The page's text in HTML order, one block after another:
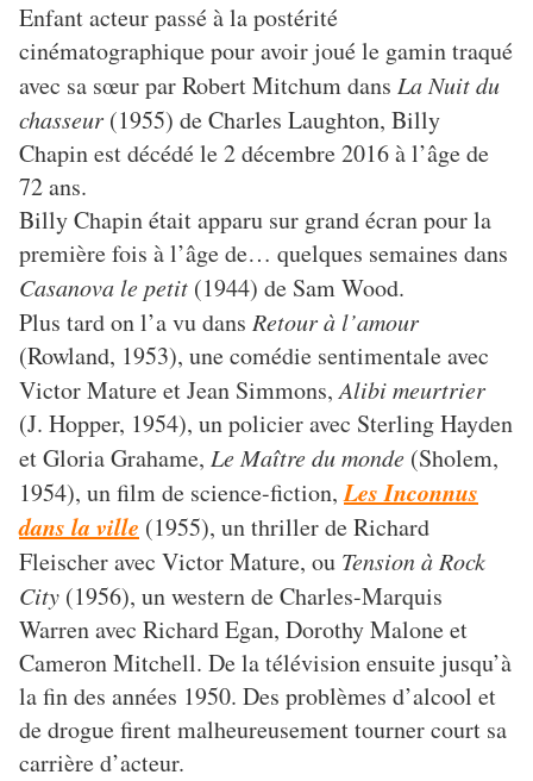
Enfant acteur passé à la postérité
cinématographique pour avoir joué le gamin traqué
avec sa sœur par Robert Mitchum dans La Nuit du
chasseur (1955) de Charles Laughton, Billy
Chapin est décédé le 2 décembre 2016 à l’âge de
72 ans.
Billy Chapin était apparu sur grand écran pour la
première fois à l’âge de… quelques semaines dans
Casanova le petit (1944) de Sam Wood.
Plus tard on l’a vu dans Retour à l’amour
(Rowland, 1953), une comédie sentimentale avec
Victor Mature et Jean Simmons,Alibi meurtrier
(J. Hopper, 1954), un policier avec Sterling Hayden
et Gloria Grahame, Le Maître du monde (Sholem,
1954), un film de science-fiction, Les Inconnus
dans la ville (1955), un thriller de Richard
Fleischer avec Victor Mature, ou Tension à Rock
City (1956), un western de Charles-Marquis
Warren avec Richard Egan, Dorothy Malone et
Cameron Mitchell. De la télévision ensuite jusqu’à
la fin des années 1950. Des problèmes d’alcool et
de drogue firent malheureusement tourner court sa
carrière d’acteur.